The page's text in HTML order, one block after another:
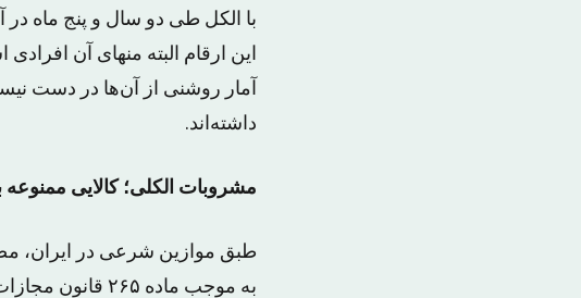
با الکل طی دو سال و پنج ماه در
این ارقام البته منهای آن
آمار روشنی از آن‌ها در دست
داشته‌اند.
مشروبات الکلی؛ کالایی ممنوعه
طبق موازین شرعی در ایران،
به موجب ماده